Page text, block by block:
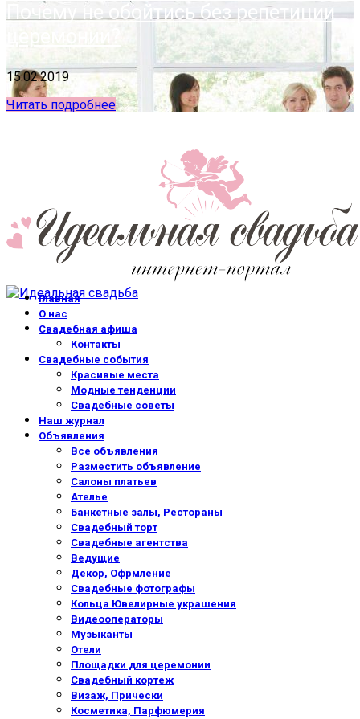
Почему не обойтись без репетиции
церемонии?
15.02.2019
Читать подробнее
Главная
О нас
Свадебная афиша
Контакты
Свадебные события
Красивые места
Модные тенденции
Свадебные советы
Наш журнал
Объявления
Все объявления
Разместить объявление
Салоны платьев
Ателье
Банкетные залы, Рестораны
Свадебный торт
Свадебные агентства
Ведущие
Декор, Офрмление
Свадебные фотографы
Кольца Ювелирные украшения
Видеооператоры
Музыканты
Отели
Площадки для церемонии
Свадебный кортеж
Визаж, Прически
Косметика, Парфюмерия